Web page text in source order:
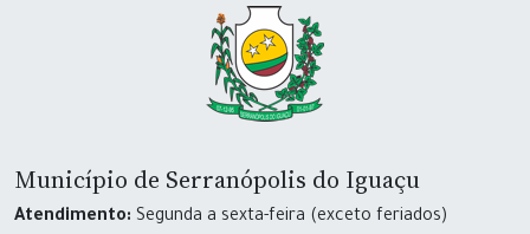
Município de Serranópolis do Iguaçu
Atendimento: Segunda a sexta-feira (exceto feriados)